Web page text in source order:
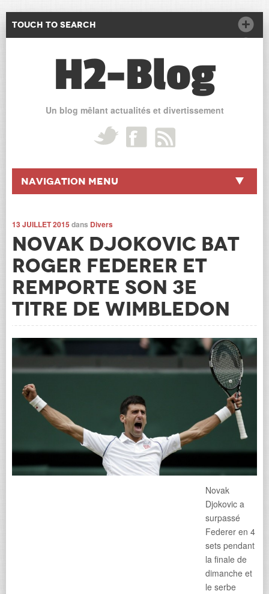
Touch to Search
H2-Blog
Un blog mêlant actualités et divertissement
Navigation Menu
13 JUILLET 2015 dans Divers
Novak Djokovic bat
Roger Federer et
remporte son 3e
titre de Wimbledon
Novak
Djokovic a
surpassé
Federer en 4
sets pendant
la finale de
dimanche et
le serbe